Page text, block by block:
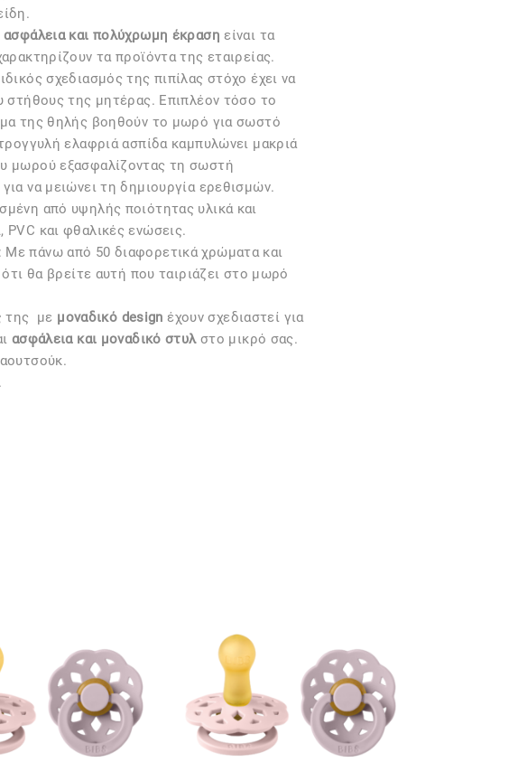
ασφάλεια και πολύχρωμη έκραση είναι τα
τα προϊόντα της εταιρείας.
σχεδιασμός της πιπίλας στόχο έχει να
στήθους της μητέρας. Επιπλέον τόσο το
της θηλής βοηθούν το μωρό για σωστό
ελαφριά ασπίδα καμπυλώνει μακριά
μωρού εξασφαλίζοντας τη σωστή
να μειώνει τη δημιουργία ερεθισμών.
από υψηλής ποιότητας υλικά και
PVC και φθαλικές ενώσεις.
: Με πάνω από 50 διαφορετικά χρώματα και
ότι θα βρείτε αυτή που ταιριάζει στο μωρό
της με μοναδικό design έχουν σχεδιαστεί για
ασφάλεια και μοναδικό στυλστο μικρό σας.